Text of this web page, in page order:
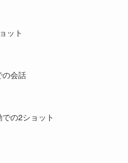
ット
の会話
の2ショット